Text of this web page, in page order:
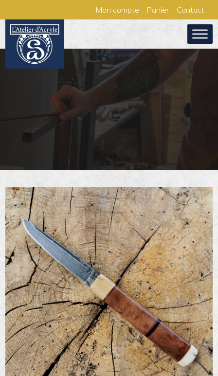
au
contenu
Mon compte Panier Contact
Actualités
Panneau de gestion des cookies